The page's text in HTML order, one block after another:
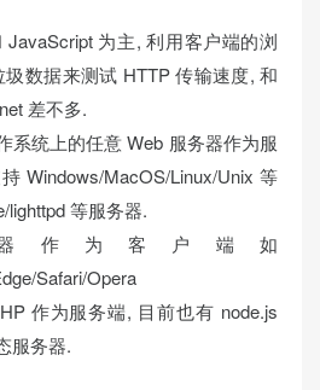
JavaScript 为主, 利用客户端的浏
数据来测试 HTTP 传输速度, 和
差不多.
系统上的任意 Web 服务器作为服
Windows/MacOS/Linux/Unix 等
lighttpd 等服务器.
作为客户端如
Safari/Opera
作为服务端, 目前也有 node.js
服务器.